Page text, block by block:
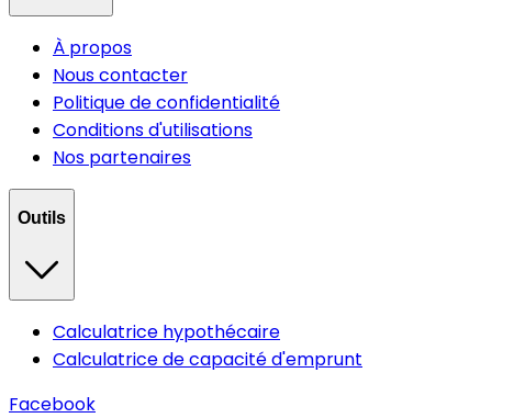
À propos
Nous contacter
Politique de confidentialité
Conditions d'utilisations
Nos partenaires
Outils
Calculatrice hypothécaire
Calculatrice de capacité d'emprunt
Facebook